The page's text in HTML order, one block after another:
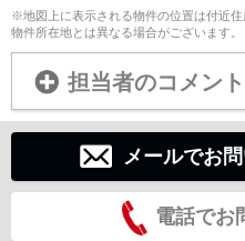
※地図上に表示される物件の位置は付近
物件所在地とは異なる場合がございます。
担当者のコメント
メールでお
電話でお